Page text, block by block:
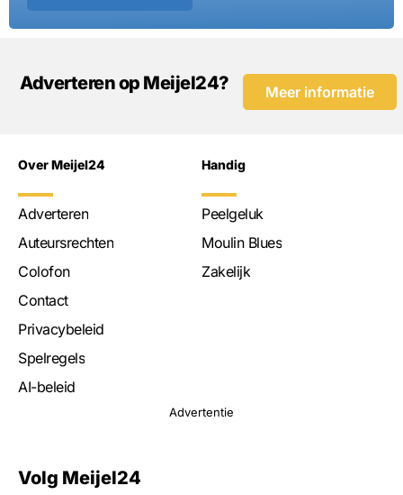
Adverteren op Meijel24? Meer informatie
Over Meijel24
Adverteren
Auteursrechten
Colofon
Contact
Privacybeleid
Spelregels
AI-beleid
Handig
Peelgeluk
Moulin Blues
Zakelijk
Advertentie
Volg Meijel24